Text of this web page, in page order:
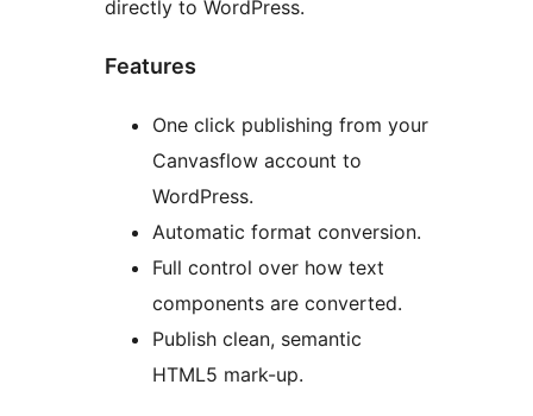
directly to WordPress.
Features
One click publishing from your
Canvasflow account to
WordPress.
Automatic format conversion.
Full control over how text
components are converted.
Publish clean, semantic
HTML5 mark-up.